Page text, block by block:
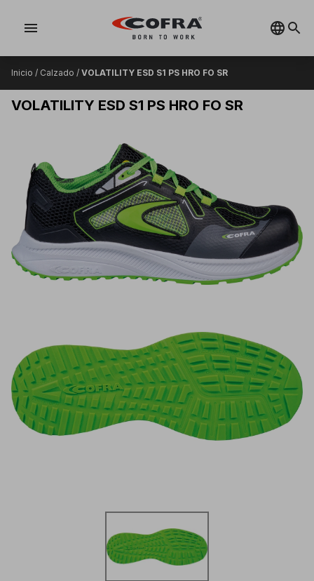
menu
Inicio / Calzado / VOLATILITY ESD S1 PS HRO FO SR
VOLATILITY ESD S1 PS HRO FO SR